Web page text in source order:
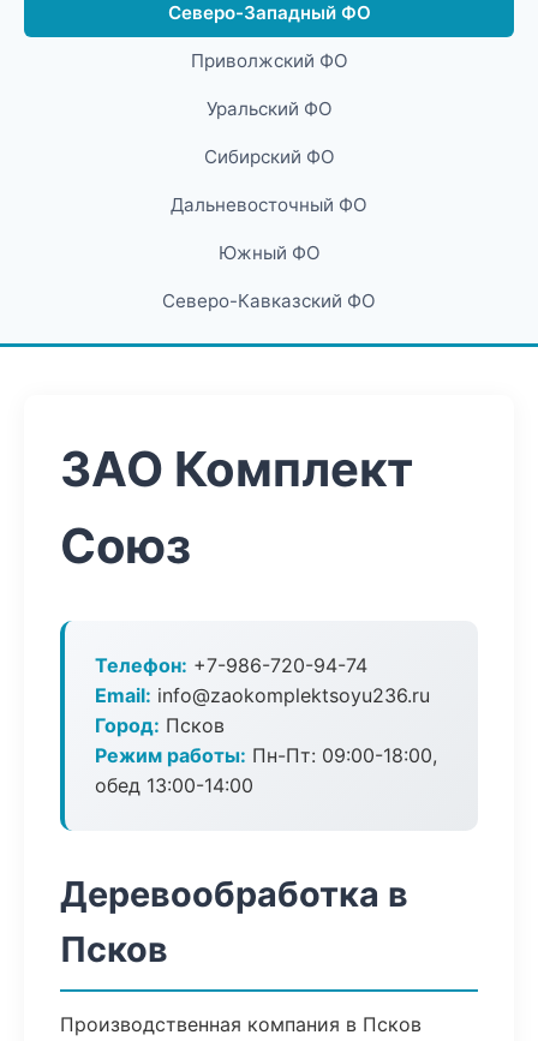
Северо-Западный ФО
Приволжский ФО
Уральский ФО
Сибирский ФО
Дальневосточный ФО
Южный ФО
Северо-Кавказский ФО
ЗАО Комплект
Союз
Телефон: +7-986-720-94-74
Email: info@zaokomplektsoyu236.ru
Город: Псков
Режим работы: Пн-Пт: 09:00-18:00,
обед 13:00-14:00
Деревообработка в
Псков
Производственная компания в Псков